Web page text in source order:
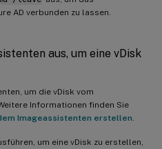
AD verbunden zu lassen.
aus, um eine vDisk
um die vDisk vom
Informationen finden Sie
Imageassistenten erstellen
um eine vDisk zu erstellen,